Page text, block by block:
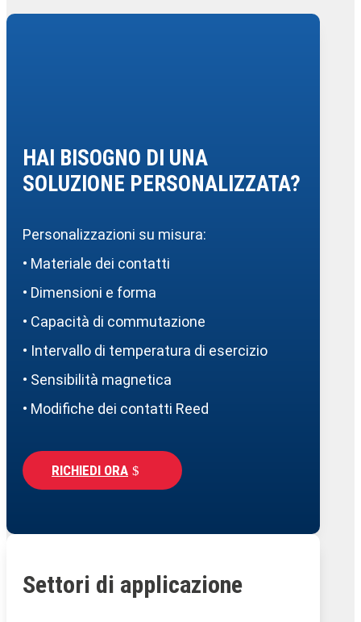
HAI BISOGNO DI UNA
SOLUZIONE PERSONALIZZATA?
Personalizzazioni su misura:
• Materiale dei contatti
• Dimensioni e forma
• Capacità di commutazione
• Intervallo di temperatura di esercizio
• Sensibilità magnetica
• Modifiche dei contatti Reed
RICHIEDI ORA
Settori di applicazione